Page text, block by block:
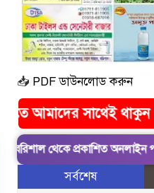
📥 PDF ডাউনলোড করুন
থাকুন 🔰 ধন্যবাদ 🔰
থেকে প্রকাশিত অনলাইন পত্রিকা 🔰📰
সর্বশেষ